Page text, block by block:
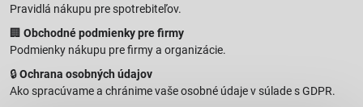
Pravidlá nákupu pre spotrebiteľov.
🏢 Obchodné podmienky pre firmy
Podmienky nákupu pre firmy a organizácie.
🔒Ochrana osobných údajov
Ako spracúvame a chránime vaše osobné údaje v súlade s GDPR.